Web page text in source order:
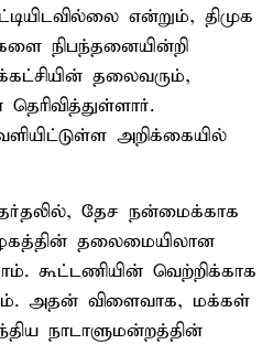
என்றும், திமுக
நிபந்தனையின்றி
தலைவரும்,
அறிக்கையில்
தேச நன்மைக்காக
தலைமையிலான
கூட்டணியின் வெற்றிக்காக
அதன் விளைவாக, மக்கள்
நாடாளுமன்றத்தின்